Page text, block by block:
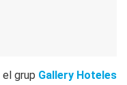
el grup Gallery Hoteles